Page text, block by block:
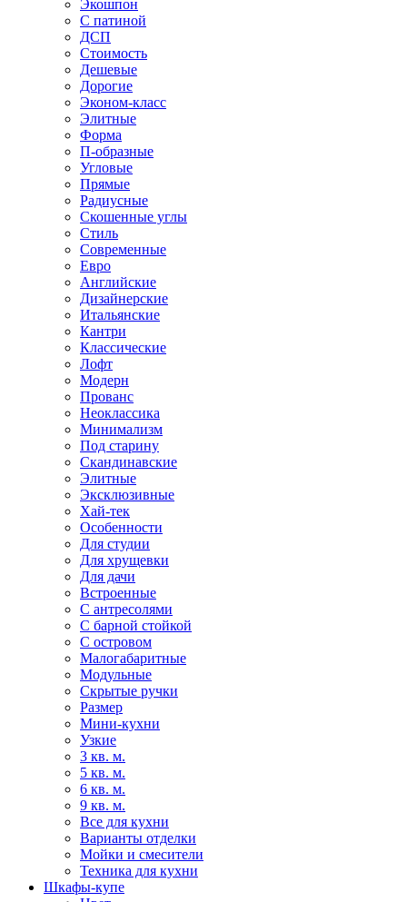
Экошпон
С патиной
ДСП
Стоимость
Дешевые
Дорогие
Эконом-класс
Элитные
Форма
П-образные
Угловые
Прямые
Радиусные
Скошенные углы
Стиль
Современные
Евро
Английские
Дизайнерские
Итальянские
Кантри
Классические
Лофт
Модерн
Прованс
Неоклассика
Минимализм
Под старину
Скандинавские
Элитные
Эксклюзивные
Хай-тек
Особенности
Для студии
Для хрущевки
Для дачи
Встроенные
С антресолями
С барной стойкой
С островом
Малогабаритные
Модульные
Скрытые ручки
Размер
Мини-кухни
Узкие
3 кв. м.
5 кв. м.
6 кв. м.
9 кв. м.
Все для кухни
Варианты отделки
Мойки и смесители
Техника для кухни
Шкафы-купе